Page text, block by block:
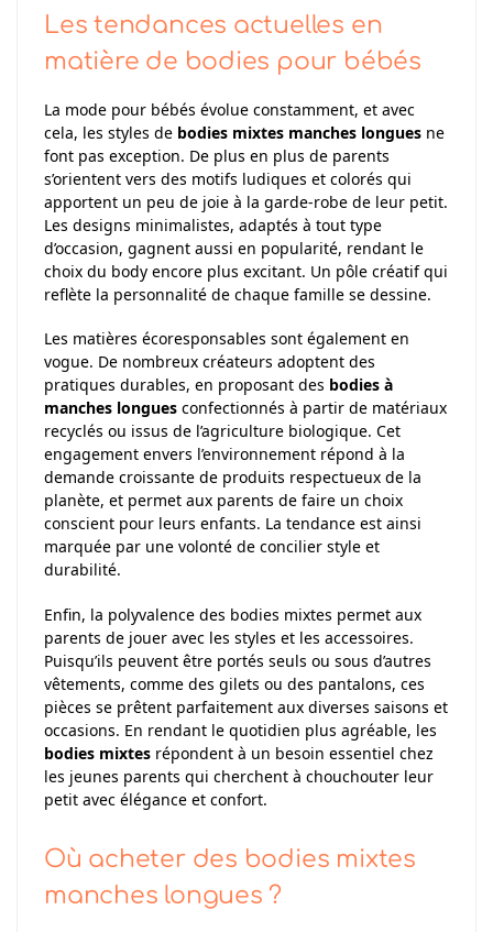
Les tendances actuelles en
matière de bodies pour bébés
La mode pour bébés évolue constamment, et avec
cela, les styles de bodies mixtes manches longues ne
font pas exception. De plus en plus de parents
s’orientent vers des motifs ludiques et colorés qui
apportent un peu de joie à la garde-robe de leur petit.
Les designs minimalistes, adaptés à tout type
d’occasion, gagnent aussi en popularité, rendant le
choix du body encore plus excitant. Un pôle créatif qui
reflète la personnalité de chaque famille se dessine.
Les matières écoresponsables sont également en
vogue. De nombreux créateurs adoptent des
pratiques durables, en proposant des bodies à
manches longues confectionnés à partir de matériaux
recyclés ou issus de l’agriculture biologique. Cet
engagement envers l’environnement répond à la
demande croissante de produits respectueux de la
planète, et permet aux parents de faire un choix
conscient pour leurs enfants. La tendance est ainsi
marquée par une volonté de concilier style et
durabilité.
Enfin, la polyvalence des bodies mixtes permet aux
parents de jouer avec les styles et les accessoires.
Puisqu’ils peuvent être portés seuls ou sous d’autres
vêtements, comme des gilets ou des pantalons, ces
pièces se prêtent parfaitement aux diverses saisons et
occasions. En rendant le quotidien plus agréable, les
bodies mixtes répondent à un besoin essentiel chez
les jeunes parents qui cherchent à chouchouter leur
petit avec élégance et confort.
Où acheter des bodies mixtes
manches longues ?